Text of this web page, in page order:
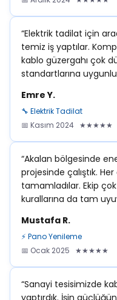
“Elektrik tadilat için
temiz iş yaptılar.
kablo güzergahı çok
standartlarına
Emre Y.
🔧 Elektrik Tadilat
📅 Kasım 2024 ★★★★★
“Akalan bölgesinde
projesinde çalıştık.
tamamladılar. Ekip
kurallarına da tam
Mustafa R.
⚡ Pano Yenileme
📅 Ocak 2025 ★★★★★
“Sanayi tesisimizde
yaptırdık. İşin